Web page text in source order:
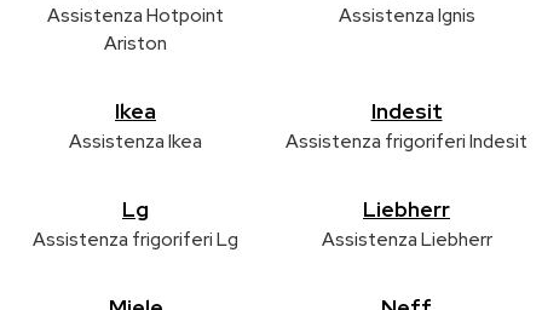
Assistenza Hotpoint
Ariston
Assistenza Ignis
Ikea
Assistenza Ikea
Indesit
Assistenza frigoriferi Indesit
Lg
Assistenza frigoriferi Lg
Liebherr
Assistenza Liebherr